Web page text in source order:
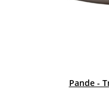
Pande -